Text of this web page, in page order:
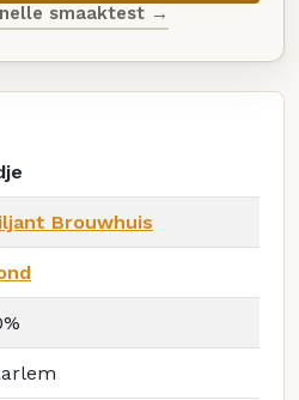
smaaktest →
Brouwhuis